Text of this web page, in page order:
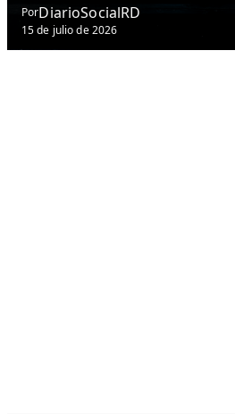
PorDiarioSocialRD
15 de julio de 2026